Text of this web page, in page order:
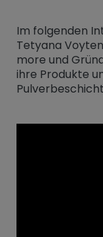
Im folgenden
Tetyana
more und
ihre Produkte